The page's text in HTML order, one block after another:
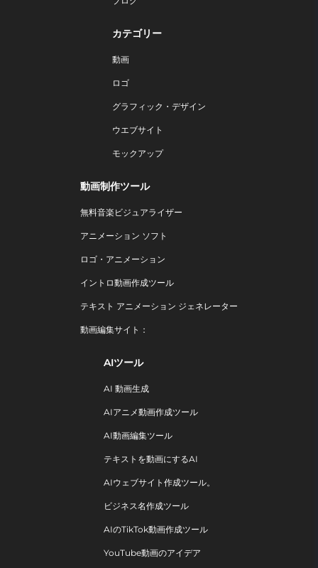
カテゴリー
動画
ロゴ
グラフィック・デザイン
ウエブサイト
モックアップ
動画制作ツール
無料音楽ビジュアライザー
アニメーション ソフト
ロゴ・アニメーション
イントロ動画作成ツール
テキスト アニメーション ジェネレーター
動画編集サイト：
AIツール
AI 動画生成
AIアニメ動画作成ツール
AI動画編集ツール
テキストを動画にするAI
AIウェブサイト作成ツール。
ビジネス名作成ツール
AIのTikTok動画作成ツール
YouTube動画のアイデア